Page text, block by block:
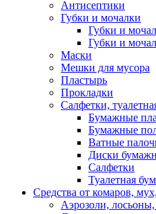
Антисептики
Губки и мочалки
Губки и
Губки и
Маски
Мешки для мусора
Пластырь
Прокладки
Салфетки,
Бумажные
Бумажные
Ватные
Диски
Салфетки
Туалетная
Средства от комаров,
Аэрозоли,